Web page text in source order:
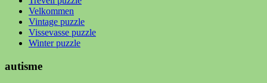
Velkommen
Vintage puzzle
Vissevasse puzzle
Winter puzzle
autisme